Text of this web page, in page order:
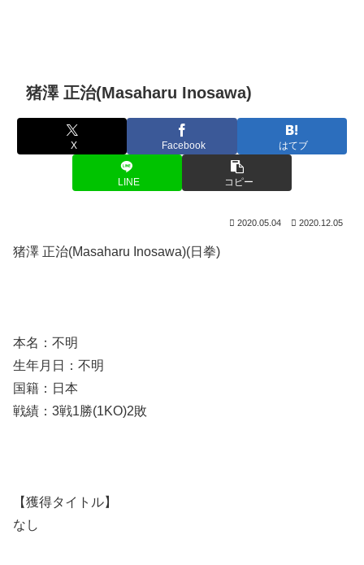
猪澤 正治(Masaharu Inosawa)
X Facebook はてブ
LINE コピー
2020.05.04 2020.12.05
猪澤 正治(Masaharu Inosawa)(日拳)
本名：不明
生年月日：不明
国籍：日本
戦績：3戦1勝(1KO)2敗
【獲得タイトル】
なし